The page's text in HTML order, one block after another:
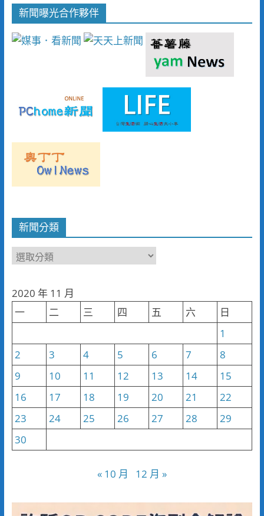
新聞曝光合作夥伴
新聞分類
新
類
2020 年 11 月
一
二 三 四 五 六
日
1
2
3 4 5 6 7
8
9
10 11 12 13 14
15
16
17 18 19 20 21
22
23
24 25 26 27 28
29
30
« 10 月 12 月 »